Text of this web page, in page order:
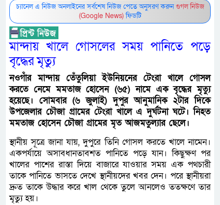
চ্যানেল এ নিউজ অনলাইনের সর্বশেষ নিউজ পেতে অনুসরণ করুনগুগল নিউজ
(Google News)ফিডটি
মান্দায় খালে গোসলের সময় পানিতে পড়ে
বৃদ্ধের মৃত্যু
নওগাঁর মান্দায় তেঁতুলিয়া ইউনিয়নের টেংরা খালে গোসল
করতে নেমে মমতাজ হোসেন (৬৫) নামে এক বৃদ্ধের মৃত্যু
হয়েছে। সোমবার (৬ জুলাই) দুপুর আনুমানিক ২টার দিকে
উপজেলার চৌজা গ্রামের টেংরা খালে এ দুর্ঘটনা ঘটে। নিহত
মমতাজ হোসেন চৌজা গ্রামের মৃত আজমতুল্যার ছেলে।
স্থানীয় সূত্রে জানা যায়, দুপুরে তিনি গোসল করতে খালে নামেন।
একপর্যায়ে অসাবধানতাবশত পানিতে পড়ে যান। কিছুক্ষণ পর
খালের পাশের রাস্তা দিয়ে বাজারে যাওয়ার সময় এক পথচারী
তাকে পানিতে ভাসতে দেখে স্থানীয়দের খবর দেন। পরে স্থানীয়রা
দ্রুত তাকে উদ্ধার করে খাল থেকে তুলে আনলেও ততক্ষণে তার
মৃত্যু হয়।